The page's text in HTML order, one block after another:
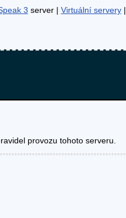
3 server | Virtuální servery|
provozu tohoto serveru.